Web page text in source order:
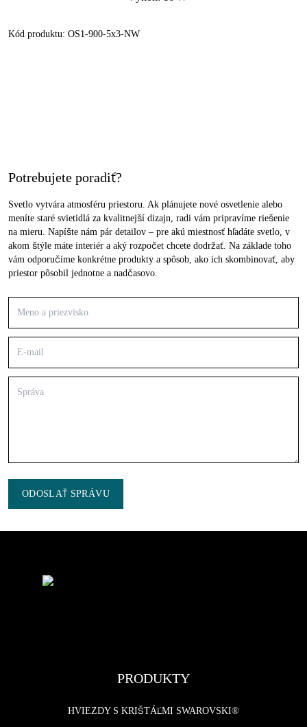
Kód produktu: OS1-900-5x3-NW
Potrebujete poradiť?
Svetlo vytvára atmosféru priestoru. Ak plánujete nové osvetlenie alebo
meníte staré svietidlá za kvalitnejší dizajn, radi vám pripravíme riešenie
na mieru. Napíšte nám pár detailov – pre akú miestnosť hľadáte svetlo, v
akom štýle máte interiér a aký rozpočet chcete dodržať. Na základe toho
vám odporučíme konkrétne produkty a spôsob, ako ich skombinovať, aby
priestor pôsobil jednotne a nadčasovo.
ODOSLAŤ SPRÁVU
PRODUKTY
HVIEZDY S KRIŠTÁĽMI SWAROVSKI®